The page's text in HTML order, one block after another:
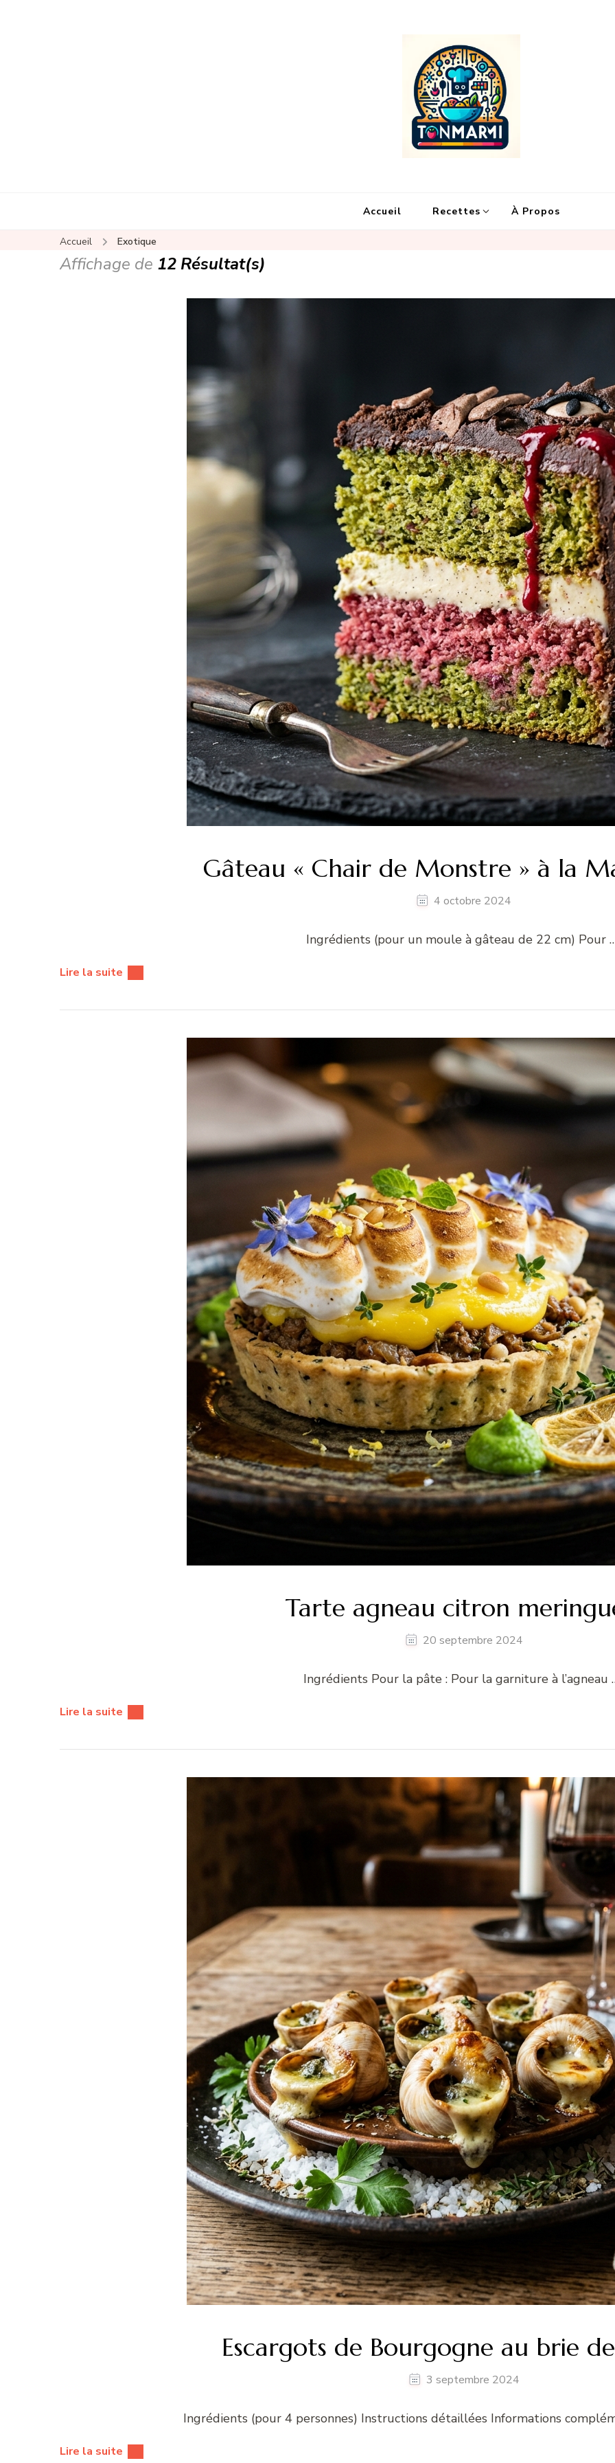
Accueil Recettes À Propos
Accueil Exotique
Affichage de 12 Résultat(s)
Gâteau « Chair de Monstre » à la
4 octobre 2024
Ingrédients (pour un moule à gâteau de 22 cm) Pour
Lire la suite
Tarte agneau citron
20 septembre 2024
Ingrédients Pour la pâte : Pour la garniture à l’agneau
Lire la suite
Escargots de Bourgogne au brie
3 septembre 2024
Ingrédients (pour 4 personnes) Instructions détaillées Informations
Lire la suite